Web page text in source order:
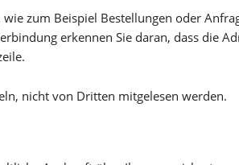
zum Beispiel Bestellungen oder
erkennen Sie daran, dass die
nicht von Dritten mitgelesen werden.